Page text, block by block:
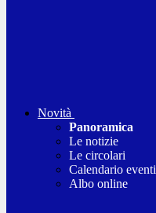
Novità
Panoramica
Le notizie
Le circolari
Calendario eventi
Albo online